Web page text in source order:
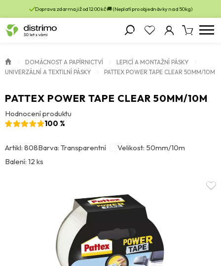
Doprava zdarma již od 1200 kč 🚚 (Neplatí pro objednávky nad 50kg)
DOMÁCNOST A PAPÍRNICTVÍ
LEPICÍ A MONTAŽNÍ PÁSKY
UNIVERZÁLNÍ A TEXTILNÍ PÁSKY
PATTEX POWER TAPE CLEAR 50MM/10M
PATTEX POWER TAPE CLEAR 50MM/10M
Hodnocení produktu
100 %
Artikl: 808Barva: Transparentní
Velikost: 50mm/10m
Balení: 12 ks